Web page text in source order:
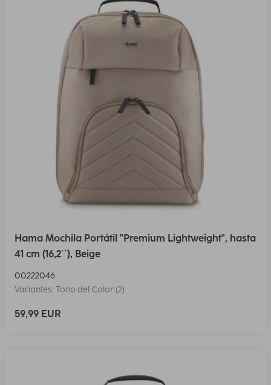
Hama Mochila Portátil "Premium Lightweight", hasta
41 cm (16,2´´), Beige
00222046
Variantes: Tono del Color (2)
59,99 EUR